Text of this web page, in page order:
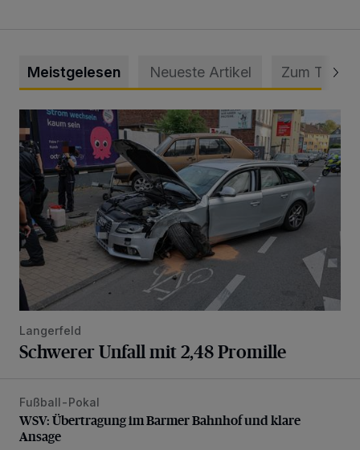
Meistgelesen Neueste Artikel Zum Thema
Schwerer Unfall mit 2,48 Promille
Langerfeld
Schwerer Unfall mit 2,48 Promille
WSV: Übertragung im Barmer Bahnhof und klare Ansage
Fußball-Pokal
WSV: Übertragung im Barmer Bahnhof und klare
Ansage